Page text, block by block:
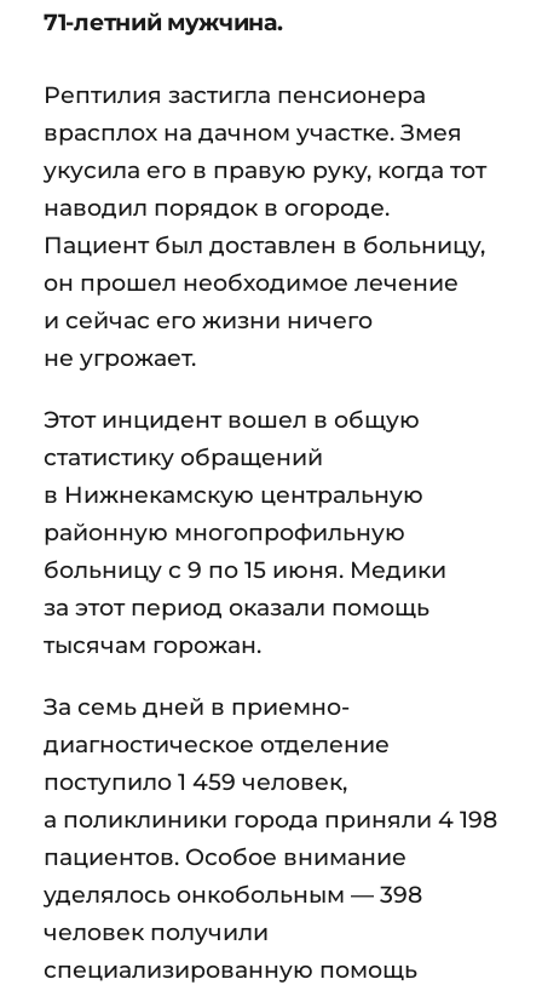
71-летний мужчина.
Рептилия застигла пенсионера
врасплох на дачном участке. Змея
укусила его в правую руку, когда тот
наводил порядок в огороде.
Пациент был доставлен в больницу,
он прошел необходимое лечение
и сейчас его жизни ничего
не угрожает.
Этот инцидент вошел в общую
статистику обращений
в Нижнекамскую центральную
районную многопрофильную
больницу с 9 по 15 июня. Медики
за этот период оказали помощь
тысячам горожан.
За семь дней в приемно-
диагностическое отделение
поступило 1 459 человек,
а поликлиники города приняли 4 198
пациентов. Особое внимание
уделялось онкобольным — 398
человек получили
специализированную помощь